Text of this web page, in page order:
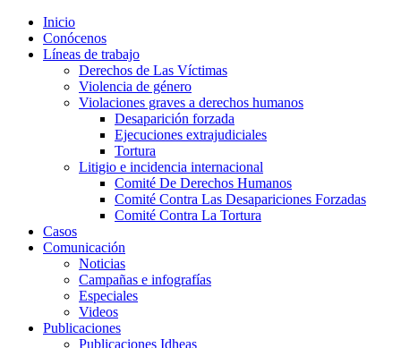
Inicio
Conócenos
Líneas de trabajo
Derechos de Las Víctimas
Violencia de género
Violaciones graves a derechos humanos
Desaparición forzada​
Ejecuciones extrajudiciales
Tortura
Litigio e incidencia internacional
Comité De Derechos Humanos​
Comité Contra Las Desapariciones Forzadas
Comité Contra La Tortura​
Casos
Comunicación
Noticias
Campañas e infografías
Especiales
Videos
Publicaciones
Publicaciones Idheas